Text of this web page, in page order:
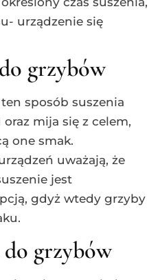
urządzenie się
grzybów
sposób suszenia
mija się z celem,
one smak.
uważają, że
jest
gdyż wtedy grzyby
do grzybów